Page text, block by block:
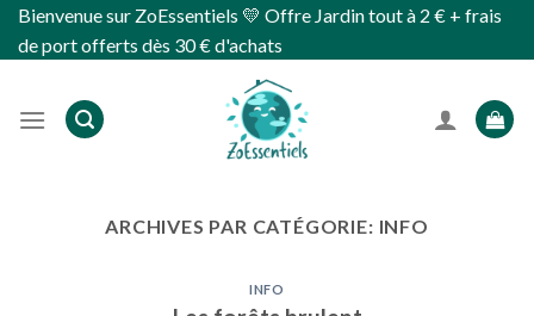
SkipBienvenue sur ZoEssentiels 💛 Offre Jardin tout à 2 € + frais
de port offerts dès 30 € d'achats
ARCHIVES PAR CATÉGORIE: INFO
INFO